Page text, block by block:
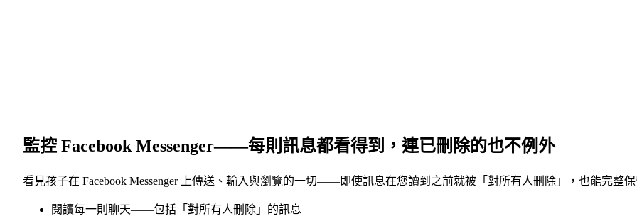
監控 Facebook Messenger——每則訊息都看得到，連已刪除的也不例外
看見孩子在 Facebook Messenger 上傳送、輸入與瀏覽的一切——即使訊息在您讀到之前就被「對所有人刪除」，也能完整
閱讀每一則聊天——包括「對所有人刪除」的訊息